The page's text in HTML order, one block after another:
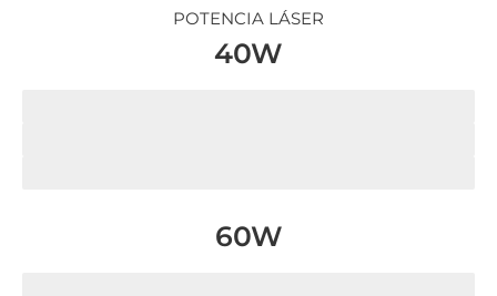
POTENCIA LÁSER
40W
60W